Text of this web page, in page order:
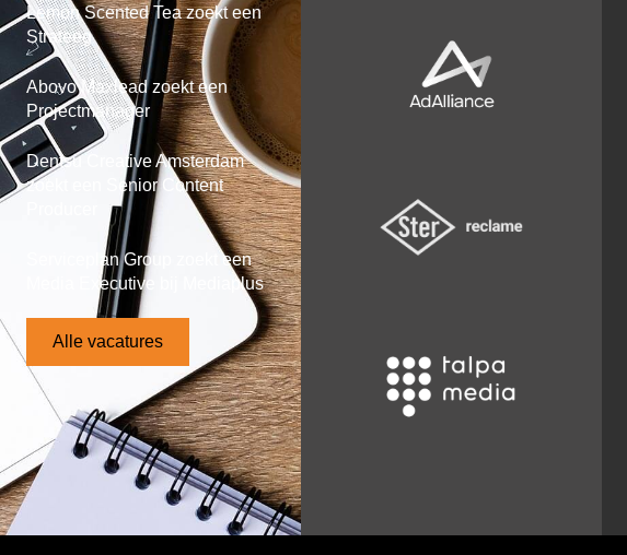
Lemon Scented Tea zoekt een
Strateeg
Abovo Maxlead zoekt een
Projectmanager
Dentsu Creative Amsterdam
zoekt een Senior Content
Serviceplan Group zoekt een
Media Executive bij Mediaplus
Alle vacatures